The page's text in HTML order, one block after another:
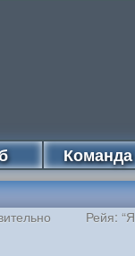
Команда
Рейя: